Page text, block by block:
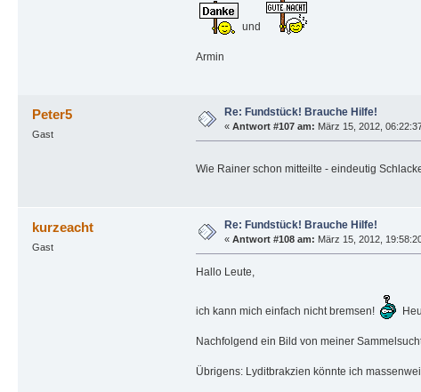
und
Armin
Peter5
Gast
Re: Fundstück! Brauche Hilfe!
« Antwort #107 am: März 15, 2012,
Wie Rainer schon mitteilte - eindeutig
kurzeacht
Gast
Re: Fundstück! Brauche Hilfe!
« Antwort #108 am: März 15, 2012,
Hallo Leute,
ich kann mich einfach nicht bremsen!
Nachfolgend ein Bild von meiner
Übrigens: Lyditbrakzien könnte ich